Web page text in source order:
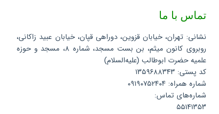
تماس با ما
نشانی: تهران، خیابان قزوین، دوراهی قپان، خیابان عبید زاکانی،
روبروی کانون میثم، بن بست مسجد، شماره ۸، مسجد و حوزه
علمیه حضرت ابوطالب (علیه‌السلام)
کد پستی: ۱۳۵۹۶۸۸۳۴۳
شماره همراه: ۰۹۱۹۰۷۵۲۴۰۴
شماره‌های تماس:
۵۵۱۴۱۳۵۳